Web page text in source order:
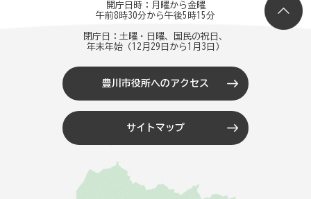
開庁日時：月曜から金曜
午前8時30分から午後5時15分
閉庁日：土曜・日曜、国民の祝日、
年末年始（12月29日から1月3日）
豊川市役所へのアクセス
サイトマップ